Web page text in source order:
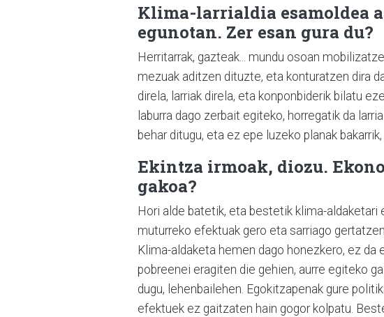
Klima-larrialdia esamoldea
egunotan. Zer esan gura du?
Herritarrak, gazteak... mundu osoan
mezuak aditzen dituzte, eta konturatzen dira
direla, larriak direla, eta konponbiderik bilatu
laburra dago zerbait egiteko, horregatik da
behar ditugu, eta ez epe luzeko planak
Ekintza irmoak, diozu.
gakoa?
Hori alde batetik, eta bestetik klima-
muturreko efektuak gero eta sarriago
Klima-aldaketa hemen dago honezkero, ez da
pobreenei eragiten die gehien, aurre egiteko
dugu, lehenbailehen. Egokitzapenak gure
efektuek ez gaitzaten hain gogor kolpatu.